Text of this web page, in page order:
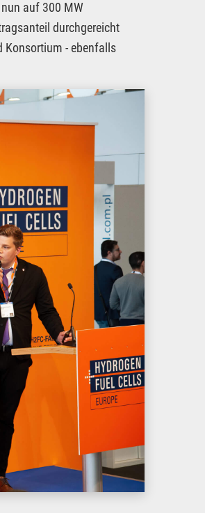
auf 300 MW
durchgereicht
Konsortium - ebenfalls